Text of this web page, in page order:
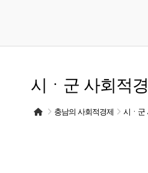
시ㆍ군 사회적
충남의 사회적경제 시ㆍ군